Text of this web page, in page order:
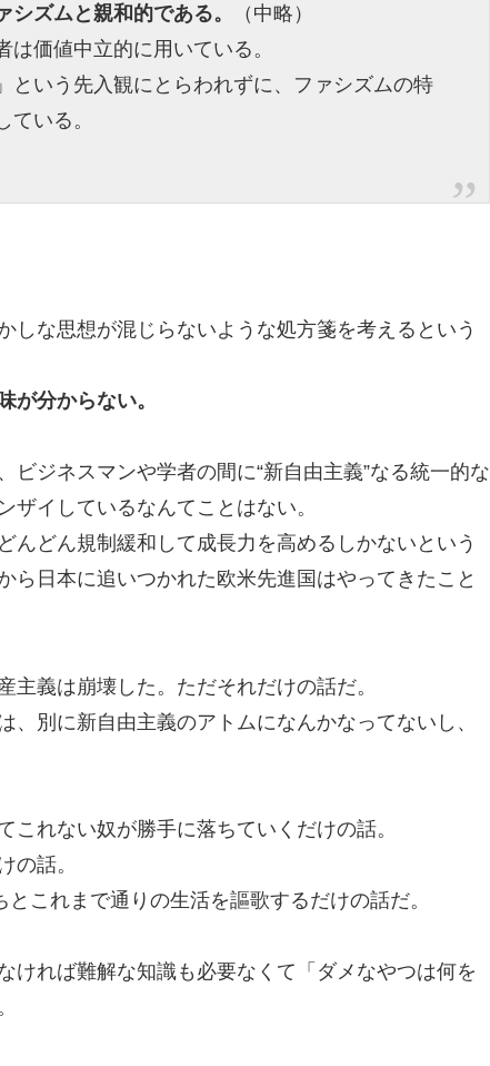
ズムと親和的である。
（中略）
価値中立的に用いている。
という先入観にとらわれずに、ファシズムの特
いる。
しな思想が混じらないような処方箋を考えるという
が分からない。
ビジネスマンや学者の間に“新自由主義”なる統一的な
イしているなんてことはない。
んどん規制緩和して成長力を高めるしかないという
ら日本に追いつかれた欧米先進国はやってきたこと
義は崩壊した。ただそれだけの話だ。
、別に新自由主義のアトムになんかなってないし、
これない奴が勝手に落ちていくだけの話。
の話。
これまで通りの生活を謳歌するだけの話だ。
ければ難解な知識も必要なくて「ダメなやつは何を